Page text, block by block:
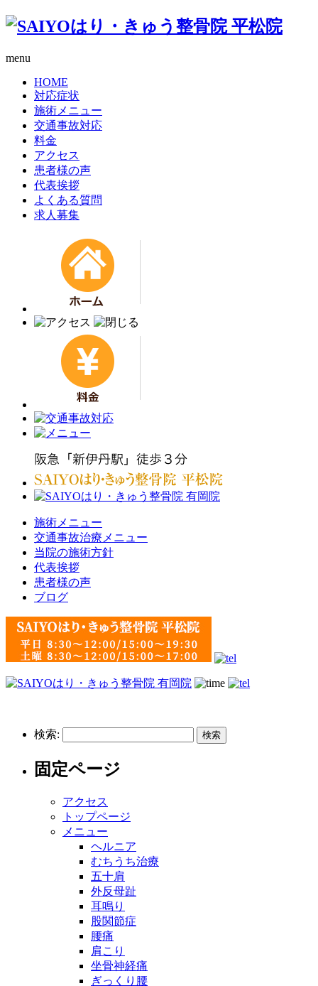
menu
HOME
対応症状
施術メニュー
交通事故対応
料金
アクセス
患者様の声
代表挨拶
よくある質問
求人募集
施術メニュー
交通事故治療メニュー
当院の施術方針
代表挨拶
患者様の声
ブログ
検索:
固定ページ
アクセス
トップページ
メニュー
ヘルニア
むちうち治療
五十肩
外反母趾
耳鳴り
股関節症
腰痛
肩こり
坐骨神経痛
ぎっくり腰